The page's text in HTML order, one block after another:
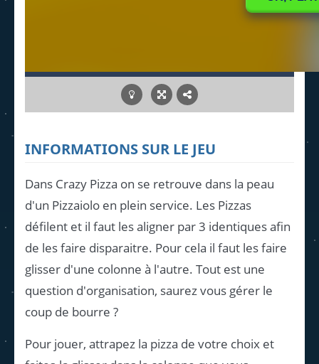
INFORMATIONS SUR LE JEU
Dans Crazy Pizza on se retrouve dans la peau
d'un Pizzaiolo en plein service. Les Pizzas
défilent et il faut les aligner par 3 identiques afin
de les faire disparaitre. Pour cela il faut les faire
glisser d'une colonne à l'autre. Tout est une
question d'organisation, saurez vous gérer le
coup de bourre ?
Pour jouer, attrapez la pizza de votre choix et